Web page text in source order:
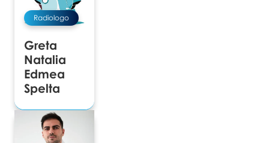
Radiologo
Greta
Natalia
Edmea
Spelta